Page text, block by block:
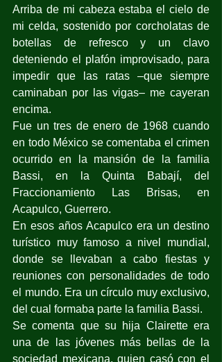
Arriba de mi cabeza estaba el cielo de
mi celda, sostenido por corcholatas de
botellas de refresco y un clavo
deteniendo el plafón improvisado, para
impedir que las ratas –que siempre
caminaban por las vigas– me cayeran
encima.
Fue un tres de enero de 1968 cuando
en todo México se comentaba el crimen
ocurrido en la mansión de la familia
Bassi, en la Quinta Babají, del
Fraccionamiento Las Brisas, en
Acapulco, Guerrero.
En esos años Acapulco era un destino
turístico muy famoso a nivel mundial,
donde se llevaban a cabo fiestas y
reuniones con personalidades de todo
el mundo. Era un círculo muy exclusivo,
del cual formaba parte la familia Bassi.
Se comenta que su hija Clairette era
una de las jóvenes más bellas de la
sociedad mexicana, quien casó con el